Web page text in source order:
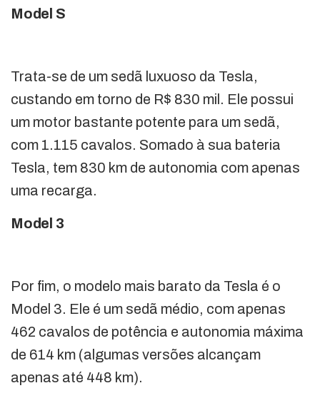
Model S
Trata-se de um sedã luxuoso da Tesla,
custando em torno de R$ 830 mil. Ele possui
um motor bastante potente para um sedã,
com 1.115 cavalos. Somado à sua bateria
Tesla, tem 830 km de autonomia com apenas
uma recarga.
Model 3
Por fim, o modelo mais barato da Tesla é o
Model 3. Ele é um sedã médio, com apenas
462 cavalos de potência e autonomia máxima
de 614 km (algumas versões alcançam
apenas até 448 km).